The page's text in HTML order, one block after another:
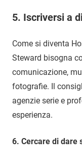
5. Iscriversi a
Come si diventa
Steward bisogna
comunicazione,
fotografie. Il
agenzie serie e
esperienza.
6. Cercare di dare